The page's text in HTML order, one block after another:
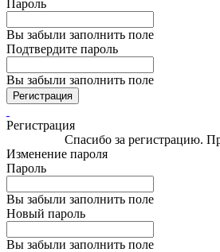
Пароль
Вы забыли заполнить поле
Подтвердите пароль
Вы забыли заполнить поле
Регистрация
Регистрация
Спасибо за регистрацию.
Изменение пароля
Пароль
Вы забыли заполнить поле
Новый пароль
Вы забыли заполнить поле